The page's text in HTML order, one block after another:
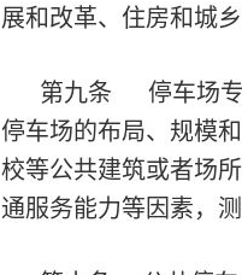
展和改革、住房和城
第九条 停车场专
停车场的布局、规模
校等公共建筑或者场
通服务能力等因素，